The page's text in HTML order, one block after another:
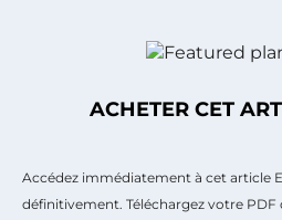
ACHETER CET
Accédez immédiatement à cet article
définitivement. Téléchargez votre PDF